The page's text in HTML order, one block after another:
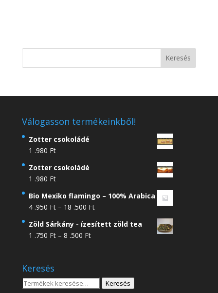
Válogasson termékeinkből!
Zotter csokoládé
1 .980 Ft
Zotter csokoládé
1 .980 Ft
Bio Mexiko flamingo – 100% Arabica
4 .950 Ft – 18 .500 FtÁrtartomány:
.950 Ft
Zöld Sárkány - ízesített zöld tea
1 .750 Ft – 8 .500 FtÁrtartomány:
8
.500 Ft
Keresés
Keresés
Keresés